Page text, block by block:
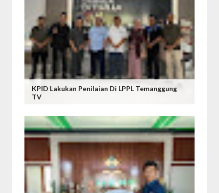
KPID Lakukan Penilaian Di LPPL Temanggung
TV